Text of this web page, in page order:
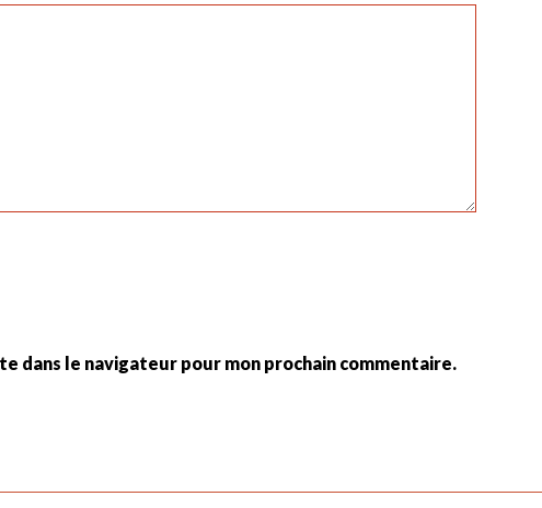
dans le navigateur pour mon prochain commentaire.